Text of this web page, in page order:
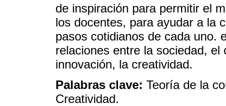
de inspiración para permitir el
los docentes, para ayudar a la
pasos cotidianos de cada uno.
relaciones entre la sociedad,
innovación, la creatividad.
Palabras clave: Teoría de la
Creatividad.